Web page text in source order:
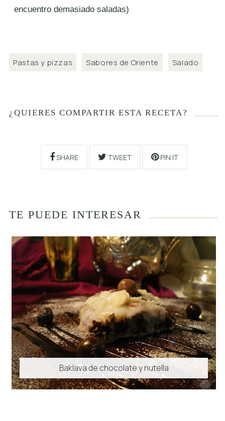
encuentro demasiado saladas)
Pastas y pizzas Sabores de Oriente Salado
¿QUIERES COMPARTIR ESTA RECETA?
SHARE TWEET PIN IT
TE PUEDE INTERESAR
Baklava de chocolate y nutella